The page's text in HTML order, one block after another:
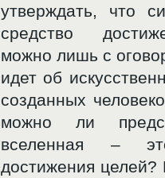
утверждать, что
средство
можно лишь с
идет об
созданных
можно ли
вселенная –
достижения целей?